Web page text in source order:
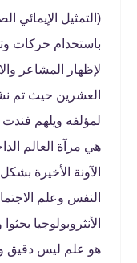
(التمثيل الإيمائي
باستخدام حركات
لإظهار المشاعر
العشرين حيث تم
لمؤلفه ويلهم فندت
هي مرآة العالم
الآونة الأخيرة
النفس وعلم
الأنثروبولوجيا
هو علم ليس دقيق